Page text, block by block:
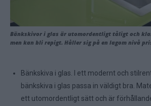
Bänkskivor i glas är utomordentligt tåligt och
men kan bli repigt. Håller sig på en lagom nivå
Bänkskiva i glas. I ett modernt och
bänkskiva i glas passa in väldigt bra.
ett utomordentligt sätt och är